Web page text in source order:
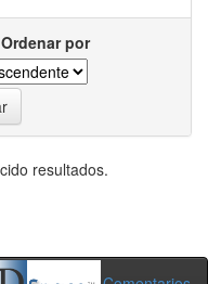
Ordenar por
resultados.